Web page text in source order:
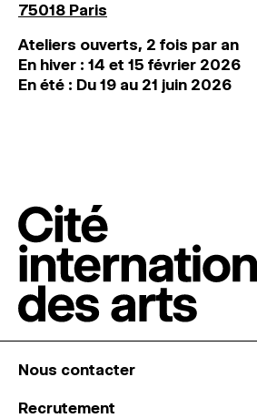
75018 Paris
Ateliers ouverts, 2 fois par an
En hiver : 14 et 15 février 2026
En été : Du 19 au 21 juin 2026
Nous contacter
Recrutement